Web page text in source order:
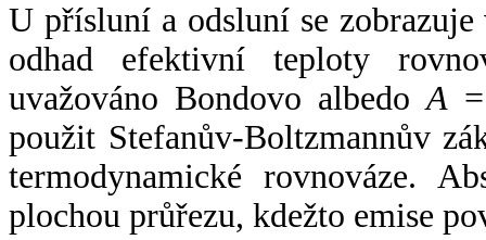
U přísluní a odsluní se
odhad efektivní teploty
uvažováno Bondovo albedoA
použit Stefanův-Boltzmannův
termodynamické rovnováze.
plochou průřezu, kdežto emise